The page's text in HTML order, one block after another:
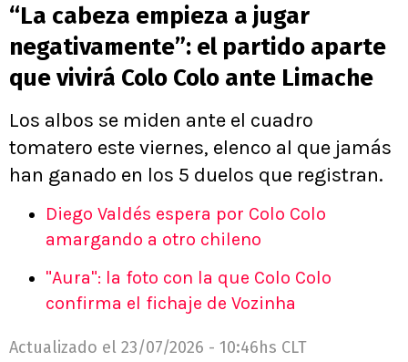
“La cabeza empieza a jugar
negativamente”: el partido aparte
que vivirá Colo Colo ante Limache
Los albos se miden ante el cuadro
tomatero este viernes, elenco al que jamás
han ganado en los 5 duelos que registran.
Diego Valdés espera por Colo Colo
amargando a otro chileno
"Aura": la foto con la que Colo Colo
confirma el fichaje de Vozinha
Actualizado el 23/07/2026 - 10:46hs CLT